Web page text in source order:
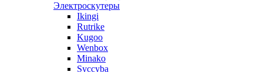
Электроскутеры
Ikingi
Rutrike
Kugoo
Wenbox
Minako
Syccyba